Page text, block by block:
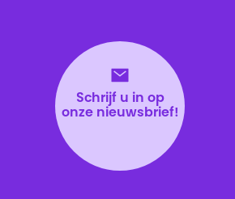
Schrijf u in op
onze nieuwsbrief!